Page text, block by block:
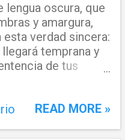
lengua oscura, que
y amargura,
esta verdad sincera:
temprana y
de tus
crees abiertos y
READ MORE »